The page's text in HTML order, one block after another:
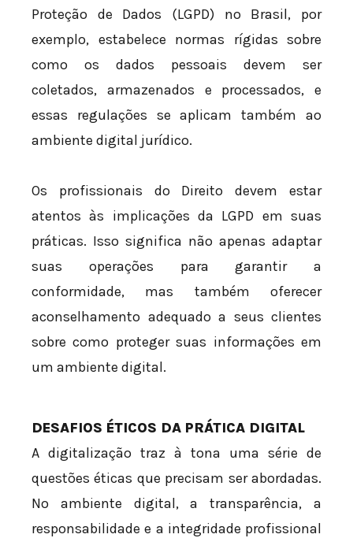
Proteção de Dados (LGPD) no Brasil, por
exemplo, estabelece normas rígidas sobre
como os dados pessoais devem ser
coletados, armazenados e processados, e
essas regulações se aplicam também ao
ambiente digital jurídico.
Os profissionais do Direito devem estar
atentos às implicações da LGPD em suas
práticas. Isso significa não apenas adaptar
suas operações para garantir a
conformidade, mas também oferecer
aconselhamento adequado a seus clientes
sobre como proteger suas informações em
um ambiente digital.
DESAFIOS ÉTICOS DA PRÁTICA DIGITAL
A digitalização traz à tona uma série de
questões éticas que precisam ser abordadas.
No ambiente digital, a transparência, a
responsabilidade e a integridade profissional